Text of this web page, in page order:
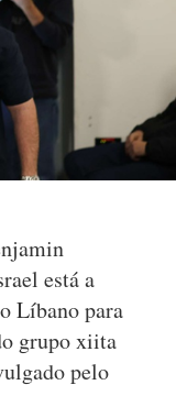
está a
Líbano para
grupo xiita
pelo